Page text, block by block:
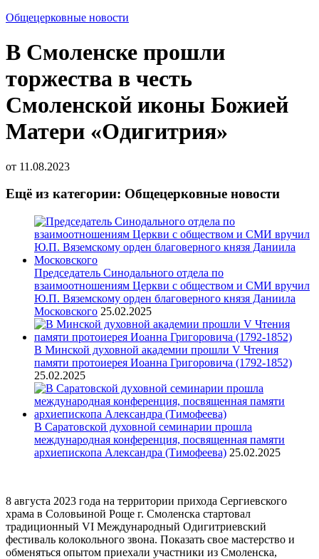
Общецерковные новости
В Смоленске прошли
торжества в честь
Смоленской иконы Божией
Матери «Одигитрия»
от 11.08.2023
Ещё из категории: Общецерковные новости
Председатель Синодального отдела по
взаимоотношениям Церкви с обществом и СМИ вручил
Ю.П. Вяземскому орден благоверного князя Даниила
Московского 25.02.2025
В Минской духовной академии прошли V Чтения
памяти протоиерея Иоанна Григоровича (1792-1852)
25.02.2025
В Саратовской духовной семинарии прошла
международная конференция, посвященная памяти
архиепископа Александра (Тимофеева) 25.02.2025
8 августа 2023 года на территории прихода Сергиевского
храма в Соловьиной Роще г. Смоленска стартовал
традиционный VI Международный Одигитриевский
фестиваль колокольного звона. Показать свое мастерство и
обменяться опытом приехали участники из Смоленска,